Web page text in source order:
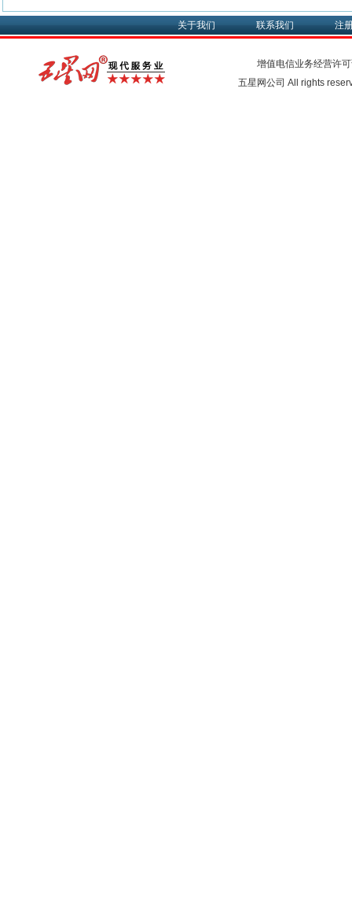
关于我们 联系我们 注
增值电信业务经营许
五星网公司 All rights